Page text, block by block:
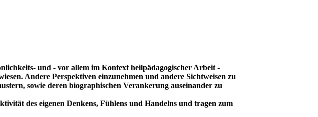
und - vor allem im Kontext heilpädagogischer Arbeit -
Andere Perspektiven einzunehmen und andere Sichtweisen zu
sowie deren biographischen Verankerung auseinander zu
des eigenen Denkens, Fühlens und Handelns und tragen zum